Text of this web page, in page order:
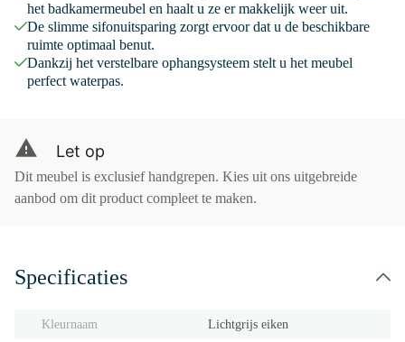
het badkamermeubel en haalt u ze er makkelijk weer uit.
De slimme sifonuitsparing zorgt ervoor dat u de beschikbare
ruimte optimaal benut.
Dankzij het verstelbare ophangsysteem stelt u het meubel
perfect waterpas.
Let op
Dit meubel is exclusief handgrepen. Kies uit ons uitgebreide
aanbod om dit product compleet te maken.
Specificaties
Kleurnaam Lichtgrijs eiken